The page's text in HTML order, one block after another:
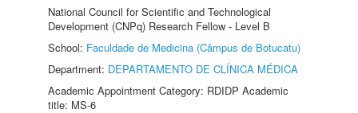
National Council for Scientific and Technological
Development (CNPq) Research Fellow - Level B
School: Faculdade de Medicina (Câmpus de Botucatu)
Department: DEPARTAMENTO DE CLÍNICA MÉDICA
Academic Appointment Category: RDIDP Academic
title: MS-6